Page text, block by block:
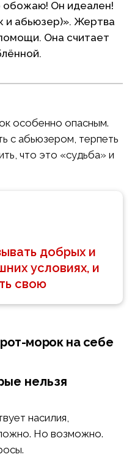
обожаю! Он идеален!
и абьюзер)». Жертва
Она считает
особенно опасным.
с абьюзером, терпеть
что это «судьба» и
добрых и
условиях, и
свою
морок на себе
нельзя
насилия,
Но возможно.